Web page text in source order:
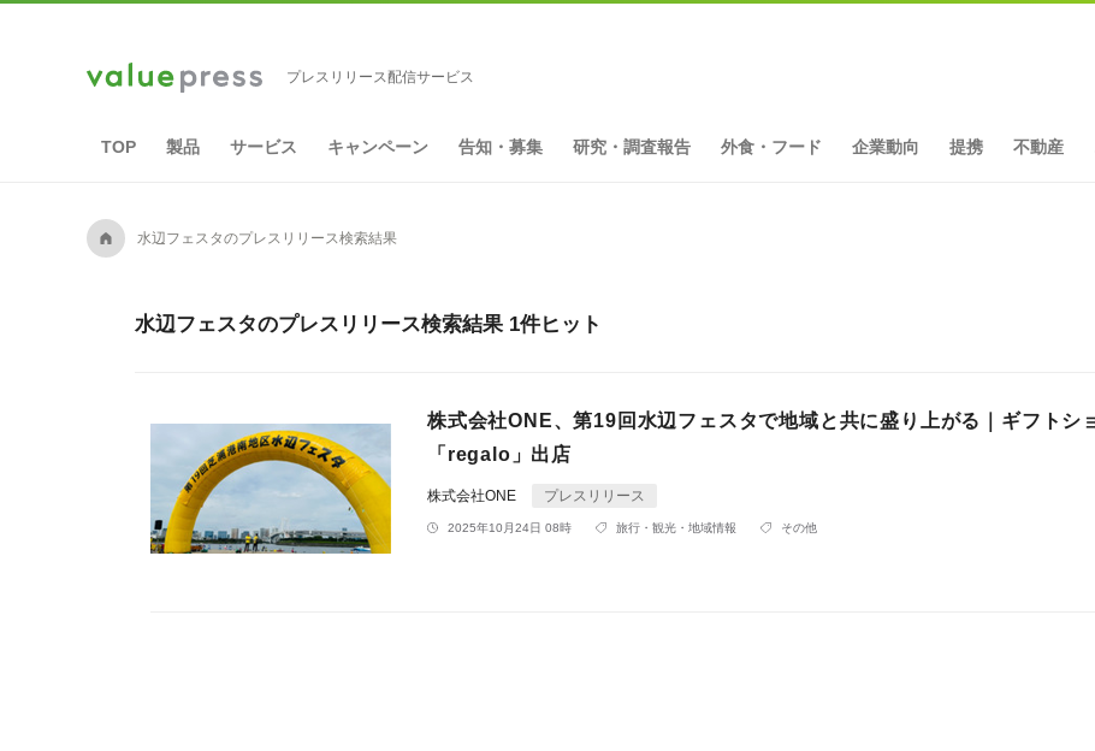
プレスリリース配信サービス
TOP 製品 サービス キャンペーン 告知・募集 研究・調査報告 外食・フード 企業動向 提携 不動産
A 水辺フェスタのプレスリリース検索結果
水辺フェスタのプレスリリース検索結果 1件ヒット
株式会社ONE、第19回水辺フェスタで地域と共に盛り上がる｜ギフトシ
「regalo」出店
株式会社ONE プレスリリース
2025年10月24日 08時 旅行・観光・地域情報 その他